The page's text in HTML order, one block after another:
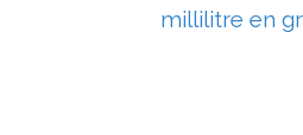
millilitre en